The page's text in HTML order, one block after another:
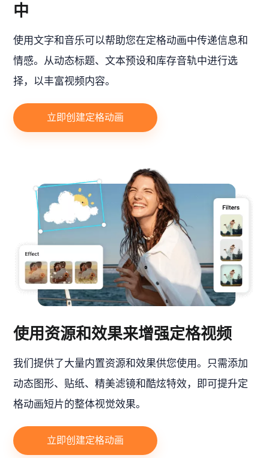
中
使用文字和音乐可以帮助您在定格动画中传递信息和
情感。从动态标题、文本预设和库存音轨中进行选
择，以丰富视频内容。
立即创建定格动画
使用资源和效果来增强定格视频
我们提供了大量内置资源和效果供您使用。只需添加
动态图形、贴纸、精美滤镜和酷炫特效，即可提升定
格动画短片的整体视觉效果。
立即创建定格动画